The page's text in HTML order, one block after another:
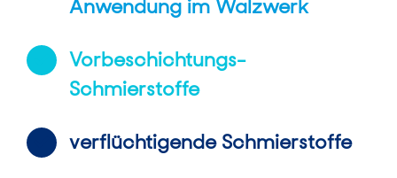
Anwendung im Walzwerk
Vorbeschichtungs-
Schmierstoffe
verflüchtigende Schmierstoffe